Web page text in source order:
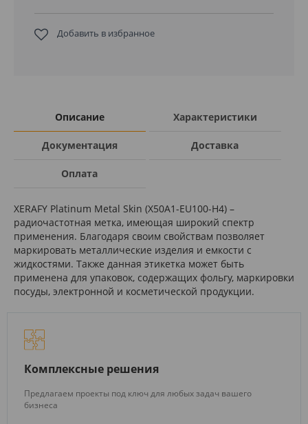
Добавить в избранное
Описание Характеристики
Документация Доставка
Оплата
XERAFY Platinum Metal Skin (X50A1-EU100-H4) –
радиочастотная метка, имеющая широкий спектр
применения. Благодаря своим свойствам позволяет
маркировать металлические изделия и емкости с
жидкостями. Также данная этикетка может быть
применена для упаковок, содержащих фольгу, маркировки
посуды, электронной и косметической продукции.
Комплексные решения
Предлагаем проекты под ключ для любых задач вашего
бизнеса